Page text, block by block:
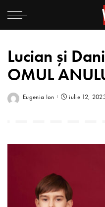
Lucian și
OMUL
Eugenia Ion iulie 12,